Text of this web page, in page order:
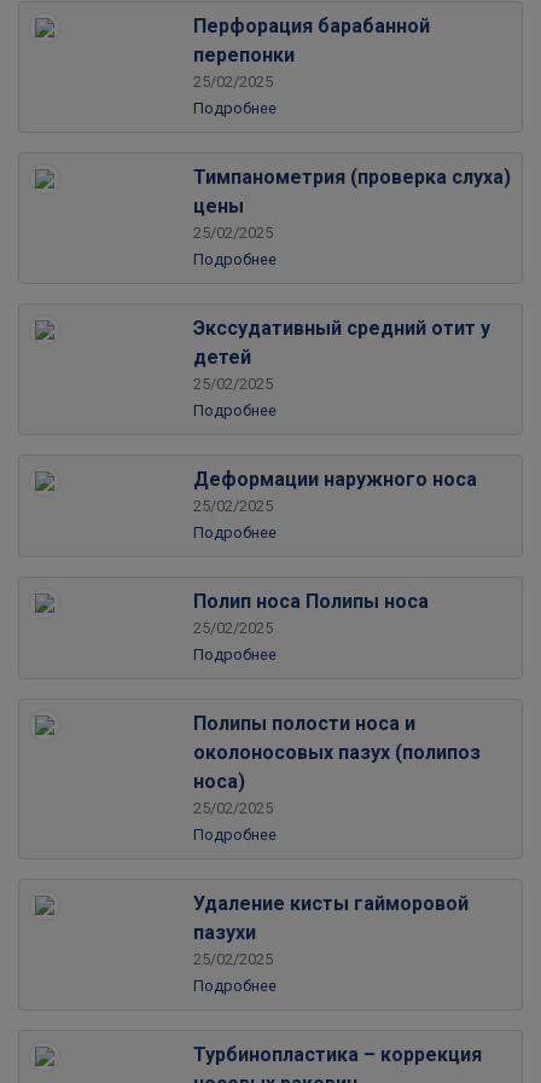
Перфорация барабанной
перепонки
25/02/2025
Подробнее
Тимпанометрия (проверка слуха)
цены
25/02/2025
Подробнее
Экссудативный средний отит у
детей
25/02/2025
Подробнее
Деформации наружного носа
25/02/2025
Подробнее
Полип носа Полипы носа
25/02/2025
Подробнее
Полипы полости носа и
околоносовых пазух (полипоз
носа)
25/02/2025
Подробнее
Удаление кисты гайморовой
пазухи
25/02/2025
Подробнее
Турбинопластика – коррекция